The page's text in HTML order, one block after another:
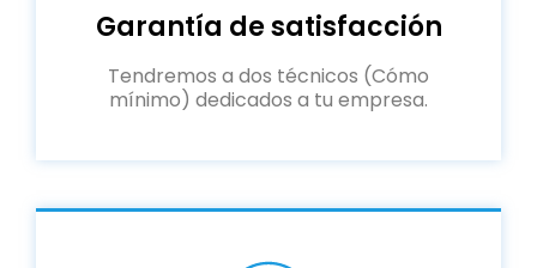
Garantía de satisfacción
Tendremos a dos técnicos (Cómo
mínimo) dedicados a tu empresa.